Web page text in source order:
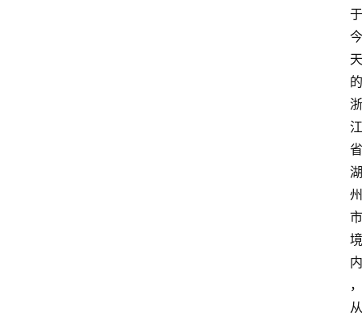
于
今
天
的
浙
江
省
湖
州
市
境
内
，
从